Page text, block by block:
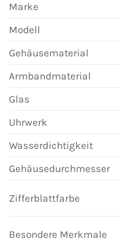
Marke
Modell
Gehäusematerial
Armbandmaterial
Glas
Uhrwerk
Wasserdichtigkeit
Gehäusedurchmesser
Zifferblattfarbe
Besondere Merkmale